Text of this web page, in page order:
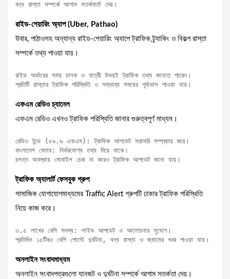
বন্ধ রাস্তা সম্পর্কে আগাম সতর্কবার্তা দেয়।
রাইড-শেয়ারিং অ্যাপ (Uber, Pathao)
উবার, পাঠাওসহ অন্যান্য রাইড-শেয়ারিং অ্যাপে ট্রাফিক ট্র্যাকিং ও বিকল্প রাস্তা
সম্পর্কে তথ্য পাওয়া যায়।
রাইড অর্ডারের সময় চালক ও যাত্রী উভয়ই ট্রাফিক তথ্য জানতে পারেন।
প্রতিটি রাস্তার ট্রাফিক পরিস্থিতি ও সম্ভাব্য সময়ের পূর্বাভাস পাওয়া যায়।
এফএম রেডিও চ্যানেল
এফএম রেডিও এখনও ট্রাফিক পরিস্থিতি জানার গুরুত্বপূর্ণ মাধ্যম।
রেডিও টুডে (৮৯.৬ এফএম): ট্রাফিক আপডেট সরাসরি সম্প্রচার করে।
বাংলাদেশ বেতার: নির্ভরযোগ্য তথ্য দিয়ে থাকে।
চলন্ত অবস্থায় মোবাইল চেক না করেও ট্রাফিক আপডেট জানা যায়।
ট্রাফিক অ্যালার্ট ফেসবুক গ্রুপ
সামাজিক যোগাযোগমাধ্যমের Traffic Alert গ্রুপটি ঢাকার ট্রাফিক পরিস্থিতি
নিয়ে কাজ করে।
৩.৫ লাখের বেশি সদস্য: লাইভ আপডেট ও আলোচনার সুযোগ।
প্রতিদিন ১৫টিরও বেশি পোস্টে দুর্ঘটনা, বন্ধ রাস্তা ও জ্যামের খবর পাওয়া যায়।
অনলাইন সংবাদমাধ্যম
অনলাইন সংবাদপত্রগুলো যানজট ও দুর্ঘটনা সম্পর্কে আগাম সতর্কতা দেয়।